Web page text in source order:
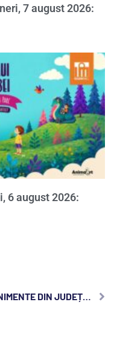
7 august 2026:
6 august 2026: